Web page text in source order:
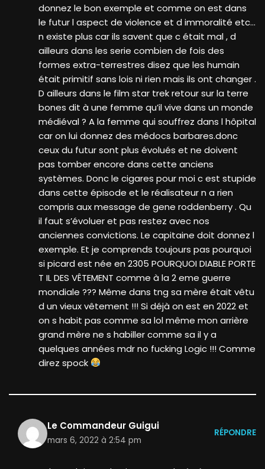
donnez le bon exemple et comme on est dans
le futur l aspect de violence et d immoralité etc…
n existe plus car ils savent que c était mal , d
ailleurs dans les serie combien de fois des
formes extra-terrestres disez que les humain
était primitif sans lois ni rien mais ils ont changer .
D ailleurs dans le film star trek retour sur la terre
bones dit à une femme qu’il vive dans un monde
médiéval ? A la femme qui souffrez dans l hôpital
car on lui donnez des médocs barbares.donc
ceux du futur sont plus évolués et ne doivent
pas tomber encore dans cette anciens
systèmes. Donc le cigares pour moi c est stupide
dans cette épisode et le réalisateur n a rien
compris aux message de gene roddenberry . Qu
il faut s’évoluer et pas restez avec nos
anciennes convictions. Le capitaine doit donnez l
exemple. Et je comprends toujours pas pourquoi
si picard est née en 2305 POURQUOI DIABLE PORTE
T IL DES VÊTEMENT comme à la 2 eme guerre
mondiale ??? Même dans tng sa mère était vêtu
d un vieux vêtement !!! Si déjà on est en 2022 et
on s habit pas comme sa lol même mon arrière
grand mère ne s habiller comme sa il y a
quelques années mdr no fucking Logic !!! Comme
direz spock
Le Commandeur Guigui
mars 6, 2022 à 2:54 pm
RÉPONDRE